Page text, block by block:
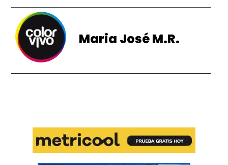
Maria José M.R.